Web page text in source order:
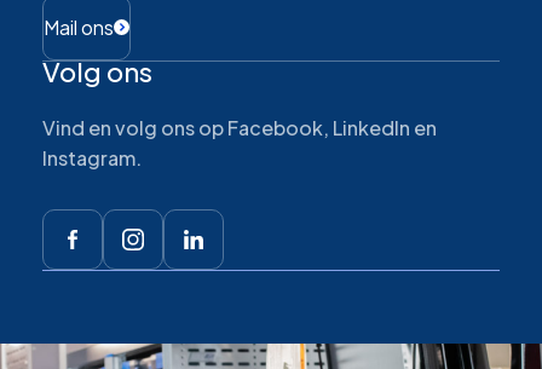
Mail ons
Volg ons
Vind en volg ons op Facebook, LinkedIn en
Instagram.